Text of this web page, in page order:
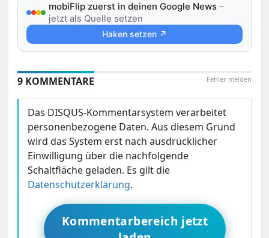
mobiFlip zuerst in deinen Google News –
jetzt als Quelle setzen
Haken setzen ↗
Fehler melden
9 KOMMENTARE
Das DISQUS-Kommentarsystem verarbeitet
personenbezogene Daten. Aus diesem Grund
wird das System erst nach ausdrücklicher
Einwilligung über die nachfolgende
Schaltfläche geladen. Es gilt die
Datenschutzerklärung.
Kommentarbereich jetzt